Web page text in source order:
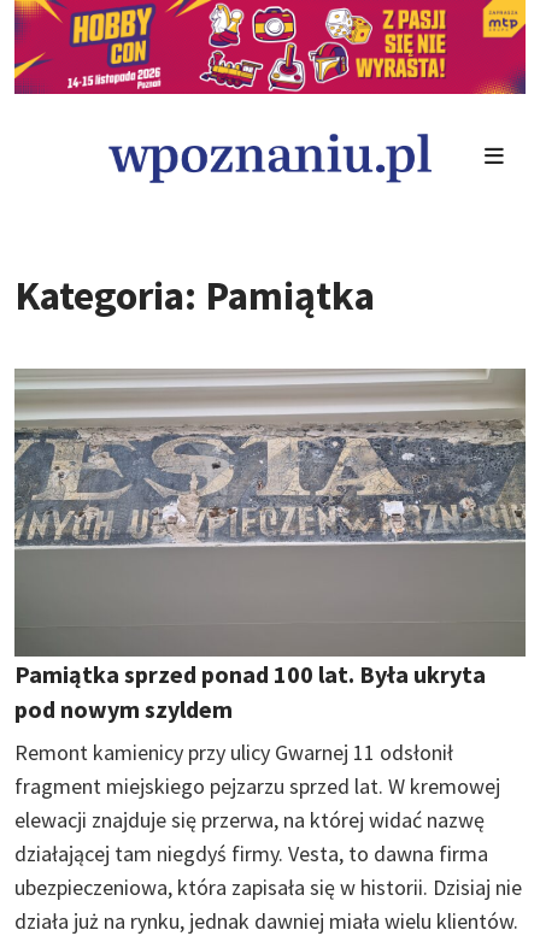
Kategoria: Pamiątka
Pamiątka sprzed ponad 100 lat. Była ukryta
pod nowym szyldem
Remont kamienicy przy ulicy Gwarnej 11 odsłonił
fragment miejskiego pejzarzu sprzed lat. W kremowej
elewacji znajduje się przerwa, na której widać nazwę
działającej tam niegdyś firmy. Vesta, to dawna firma
ubezpieczeniowa, która zapisała się w historii. Dzisiaj nie
działa już na rynku, jednak dawniej miała wielu klientów.